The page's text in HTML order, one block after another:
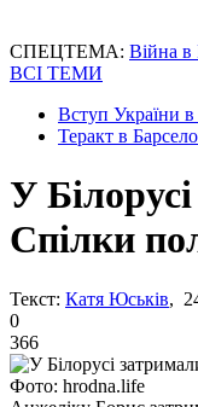
СПЕЦТЕМА: Війна в
ВСІ ТЕМИ
Вступ України
Теракт в
У
Спілки
Текст: Катя Юськів,
0
366
Фото: hrodna.life